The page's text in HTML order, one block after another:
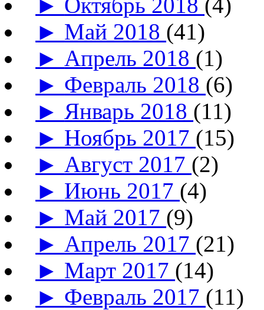
► Май 2018 (41)
► Апрель 2018 (1)
► Февраль 2018 (6)
► Январь 2018 (11)
► Ноябрь 2017 (15)
► Август 2017 (2)
► Июнь 2017 (4)
► Май 2017 (9)
► Апрель 2017 (21)
► Март 2017 (14)
► Февраль 2017 (11)